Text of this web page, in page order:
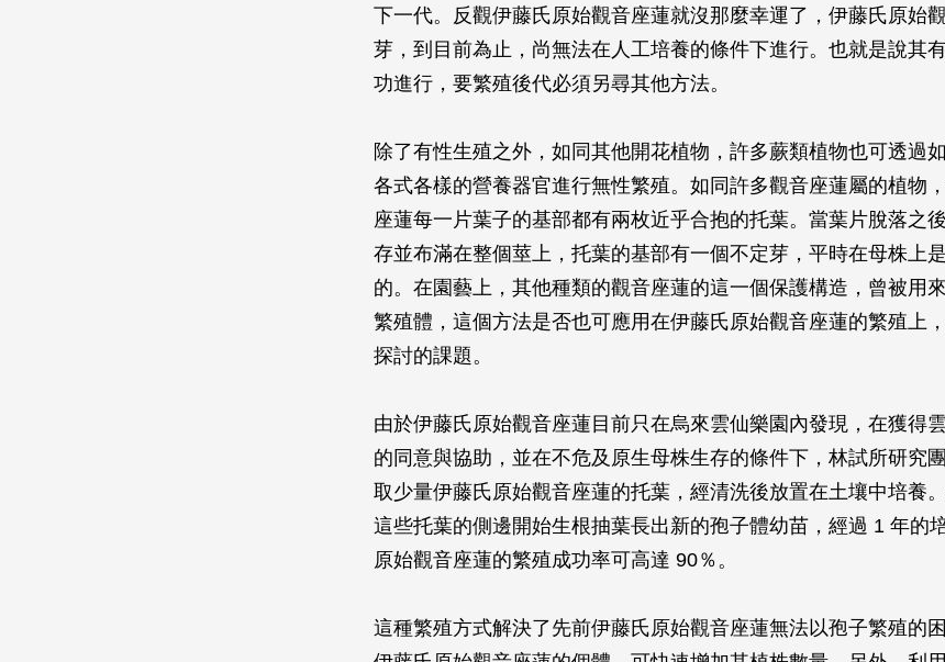
下一代。反觀伊藤氏原始觀音座蓮就沒那麼幸運了，伊藤氏原始
芽，到目前為止，尚無法在人工培養的條件下進行。也就是說其
功進行，要繁殖後代必須另尋其他方法。
除了有性生殖之外，如同其他開花植物，許多蕨類植物也可透過
各式各樣的營養器官進行無性繁殖。如同許多觀音座蓮屬的植物
座蓮每一片葉子的基部都有兩枚近乎合抱的托葉。當葉片脫落之
存並布滿在整個莖上，托葉的基部有一個不定芽，平時在母株上
的。在園藝上，其他種類的觀音座蓮的這一個保護構造，曾被用
繁殖體，這個方法是否也可應用在伊藤氏原始觀音座蓮的繁殖上
探討的課題。
由於伊藤氏原始觀音座蓮目前只在烏來雲仙樂園內發現，在獲得
的同意與協助，並在不危及原生母株生存的條件下，林試所研究
取少量伊藤氏原始觀音座蓮的托葉，經清洗後放置在土壤中培養
這些托葉的側邊開始生根抽葉長出新的孢子體幼苗，經過 1 年的
原始觀音座蓮的繁殖成功率可高達 90％。
這種繁殖方式解決了先前伊藤氏原始觀音座蓮無法以孢子繁殖的